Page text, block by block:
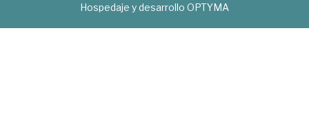
Hospedaje y desarrollo OPTYMA